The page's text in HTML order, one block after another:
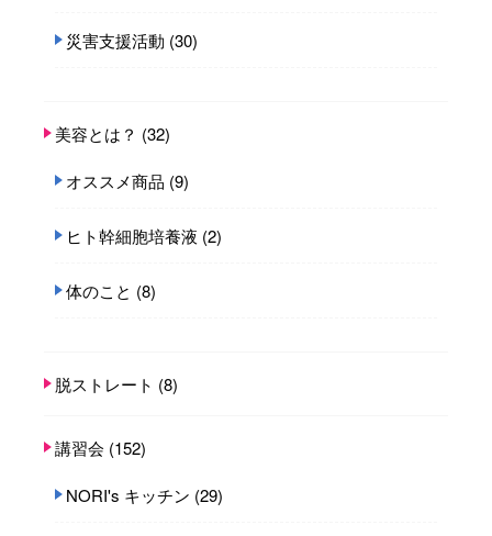
災害支援活動 (30)
美容とは？ (32)
オススメ商品 (9)
ヒト幹細胞培養液 (2)
体のこと (8)
脱ストレート (8)
講習会 (152)
NORI's キッチン (29)